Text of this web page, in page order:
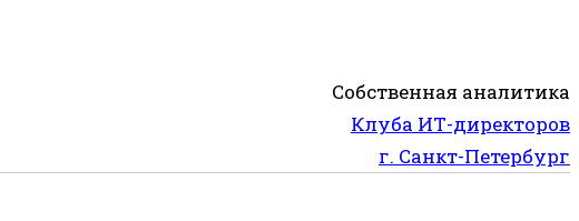
Собственная аналитика
Клуба ИТ-директоров
г. Санкт-Петербург